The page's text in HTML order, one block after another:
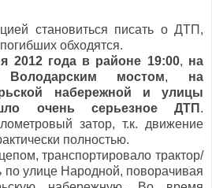
становиться писать о ДТП,
обходятся.
2012 года в районе 19:00, на
мостом, на
набережной и улицы
очень серьезное ДТП .
затор, т.к. движение
полностью.
транспортировало трактор/
по улице Народной, поворачивая